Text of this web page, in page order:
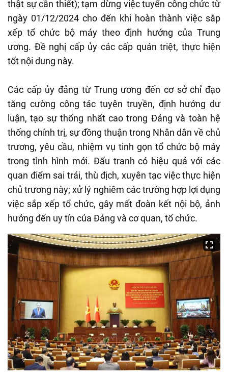
thật sự cần thiết); tạm dừng việc tuyển công chức từ
ngày 01/12/2024 cho đến khi hoàn thành việc sắp
xếp tổ chức bộ máy theo định hướng của Trung
ương. Đề nghị cấp ủy các cấp quán triệt, thực hiện
tốt nội dung này.
Các cấp ủy đảng từ Trung ương đến cơ sở chỉ đạo
tăng cường công tác tuyên truyền, định hướng dư
luận, tạo sự thống nhất cao trong Đảng và toàn hệ
thống chính trị, sự đồng thuận trong Nhân dân về chủ
trương, yêu cầu, nhiệm vụ tinh gọn tổ chức bộ máy
trong tình hình mới. Đấu tranh có hiệu quả với các
quan điểm sai trái, thù địch, xuyên tạc việc thực hiện
chủ trương này; xử lý nghiêm các trường hợp lợi dụng
việc sắp xếp tổ chức, gây mất đoàn kết nội bộ, ảnh
hưởng đến uy tín của Đảng và cơ quan, tổ chức.